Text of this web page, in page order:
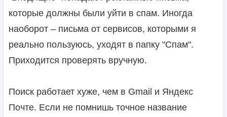
которые должны были уйти в спам. Иногда
наоборот – письма от сервисов, которыми я
реально пользуюсь, уходят в папку "Спам".
Приходится проверять вручную.
Поиск работает хуже, чем в Gmail и Яндекс
Почте. Если не помнишь точное название